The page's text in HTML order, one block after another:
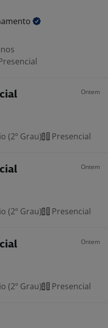
Ontem
(2º Grau) Presencial
Ontem
(2º Grau) Presencial
Ontem
(2º Grau) Presencial